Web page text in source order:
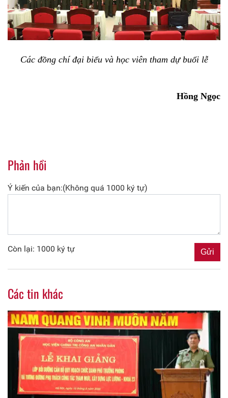
Các đồng chí đại biểu và học viên tham dự buổi lễ
Hồng Ngọc
Phản hồi
Ý kiến của bạn:(Không quá 1000 ký tự)
Còn lại: 1000 ký tự
Các tin khác